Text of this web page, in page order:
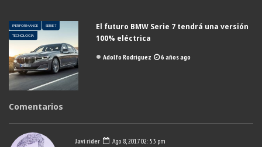
IPERFORMANCE SERIE 7
TECNOLOGÍA
El futuro BMW Serie 7 tendrá una versión
100% eléctrica
Adolfo Rodriguez 6 años ago
Comentarios
Javi rider Ago 8, 2017 02: 53 pm